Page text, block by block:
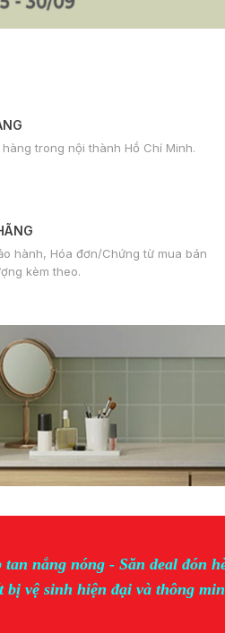
trong nội thành Hồ Chí Minh.
hành, Hóa đơn/Chứng từ mua bán
kèm theo.
tan nắng nóng - Săn deal đón
bị vệ sinh hiện đại và thông